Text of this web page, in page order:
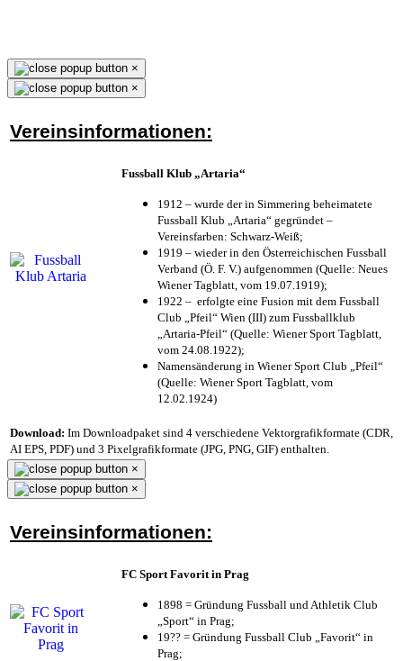
×
×
Vereinsinformationen:
Fussball Klub „Artaria“
1912 – wurde der in Simmering beheimatete
Fussball Klub „Artaria“ gegründet –
Vereinsfarben: Schwarz-Weiß;
1919 – wieder in den Österreichischen Fussball
Verband (Ö. F. V.) aufgenommen (Quelle: Neues
Wiener Tagblatt, vom 19.07.1919);
1922 – erfolgte eine Fusion mit dem Fussball
Club „Pfeil“ Wien (III) zum Fussballklub
„Artaria-Pfeil“ (Quelle: Wiener Sport Tagblatt,
vom 24.08.1922);
Namensänderung in Wiener Sport Club „Pfeil“
(Quelle: Wiener Sport Tagblatt, vom
12.02.1924)
Download: Im Downloadpaket sind 4 verschiedene Vektorgrafikformate (CDR,
AI EPS, PDF) und 3 Pixelgrafikformate (JPG, PNG, GIF) enthalten.
×
×
Vereinsinformationen:
FC Sport Favorit in Prag
1898 = Gründung Fussball und Athletik Club
„Sport“ in Prag;
19?? = Gründung Fussball Club „Favorit“ in
Prag;